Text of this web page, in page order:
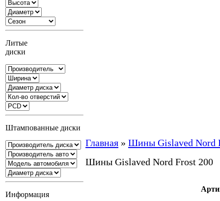
Литые
диски
Штампованные диски
Информация
Главная » Шины Gislaved Nord
Шины Gislaved Nord Frost 200